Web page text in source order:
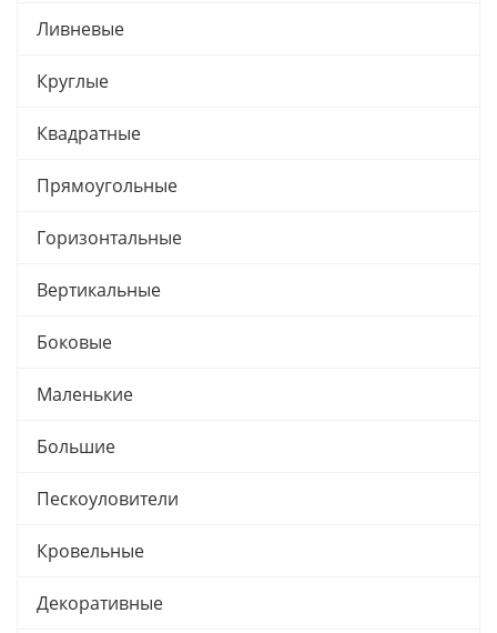
Ливневые
Круглые
Квадратные
Прямоугольные
Горизонтальные
Вертикальные
Боковые
Маленькие
Большие
Пескоуловители
Кровельные
Декоративные